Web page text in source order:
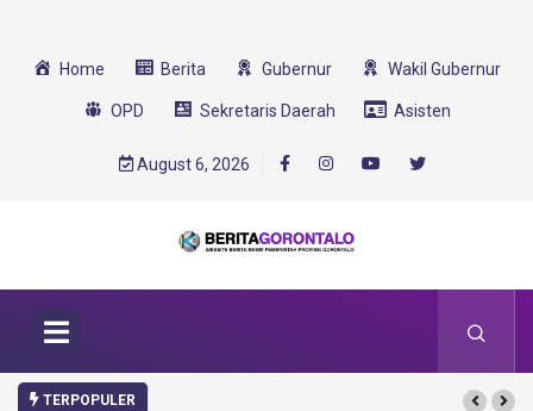
Home Berita Gubernur Wakil Gubernur
OPD Sekretaris Daerah Asisten
August 6, 2026
TERPOPULER